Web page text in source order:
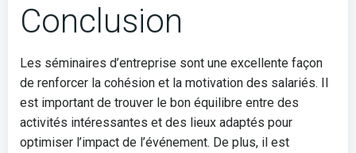
Conclusion
Les séminaires d’entreprise sont une excellente façon
de renforcer la cohésion et la motivation des salariés. Il
est important de trouver le bon équilibre entre des
activités intéressantes et des lieux adaptés pour
optimiser l’impact de l’événement. De plus, il est